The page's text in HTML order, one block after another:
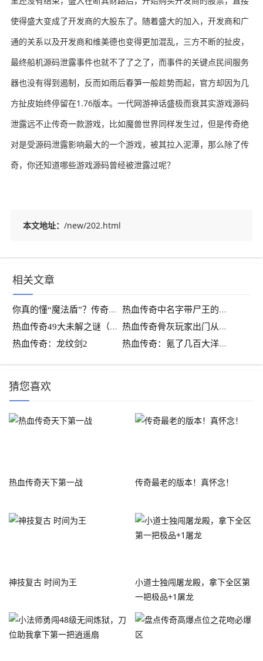
使得盛大变成了开发商的大股东了。随着盛大的加入，开发商和广
通的关系以及开发商和维美德也变得更加混乱，三方不断的扯皮，
最终船机源码泄露事件也就不了了之了，而事件的关键点民间服务
器也没有得到遏制，反而如雨后春笋一般趁势而起，官方却因为几
方扯皮始终停留在1.76版本。一代网游神话盛极而衰其实游戏源码
泄露远不止传奇一款游戏，比如魔兽世界同样发生过，但是传奇绝
对是受源码泄露影响最大的一个游戏，被其拉入泥潭，那么除了传
奇，你还知道哪些游戏源码曾经被泄露过呢？
本文地址： /new/202.html
相关文章
你
真的懂“魔法盾”？传奇游戏魔法盾详解 热
血传奇中名字带尸王的怪物
热
血传奇49大未解之谜（2）—玛法大陆的领袖，揭秘重装会长到底有什么神秘特权？ 热
血传奇骨灰玩家出门从不带药水，拥有这件装备每天可省一个亿
热血传奇：龙纹剑2 热
血传奇：氪了几百大洋的老哥就因为一个NPC找不到，极端退服
猜您喜欢
热血传奇天下第一战 传奇最老的版本！真怀念！
神技复古 时间为王
小道士独闯屠龙殿，拿下全区第
一把极品+1屠龙